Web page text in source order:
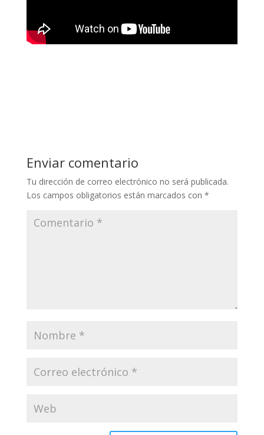
Enviar comentario
Tu dirección de correo electrónico no será publicada.
Los campos obligatorios están marcados con *